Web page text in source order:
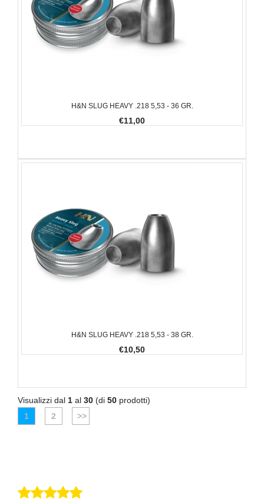
H&N SLUG HEAVY .218 5,53 - 36 GR.
€11,00
H&N SLUG HEAVY .218 5,53 - 38 GR.
€10,50
Visualizzi dal 1 al 30 (di 50 prodotti)
1
2 >>